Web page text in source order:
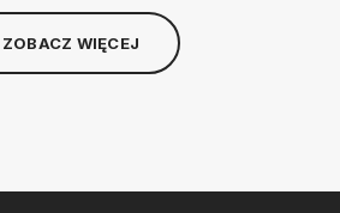
ZOBACZ WIĘCEJ